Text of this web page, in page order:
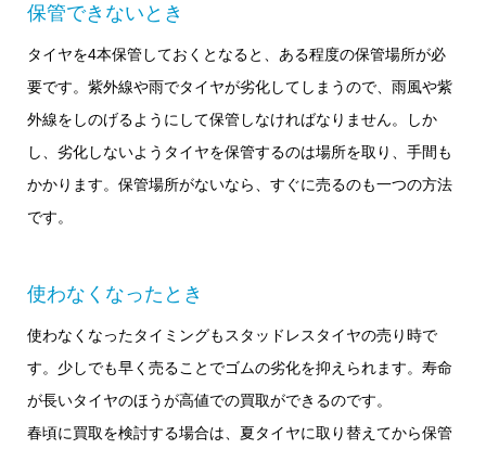
保管できないとき
タイヤを4本保管しておくとなると、ある程度の保管場所が必
要です。紫外線や雨でタイヤが劣化してしまうので、雨風や紫
外線をしのげるようにして保管しなければなりません。しか
し、劣化しないようタイヤを保管するのは場所を取り、手間も
かかります。保管場所がないなら、すぐに売るのも一つの方法
です。
使わなくなったとき
使わなくなったタイミングもスタッドレスタイヤの売り時で
す。少しでも早く売ることでゴムの劣化を抑えられます。寿命
が長いタイヤのほうが高値での買取ができるのです。
春頃に買取を検討する場合は、夏タイヤに取り替えてから保管